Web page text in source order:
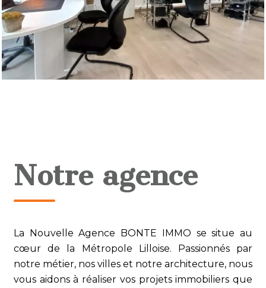
Notre agence
La Nouvelle Agence BONTE IMMO se situe au
cœur de la Métropole Lilloise. Passionnés par
notre métier, nos villes et notre architecture, nous
vous aidons à réaliser vos projets immobiliers que